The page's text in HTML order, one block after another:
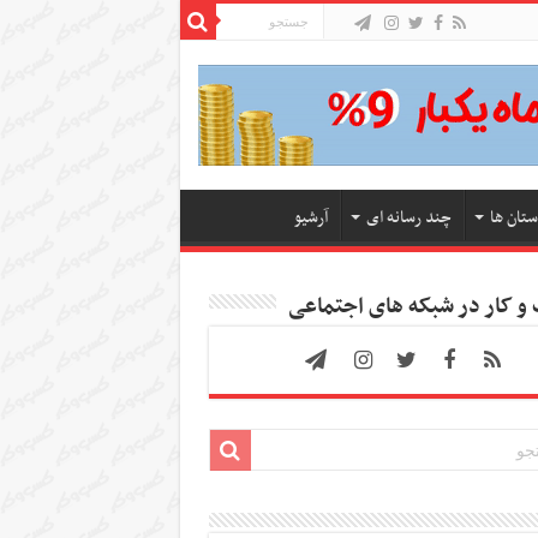
ها چند رسانه ای آرشیو
کار در شبکه های اجتماعی